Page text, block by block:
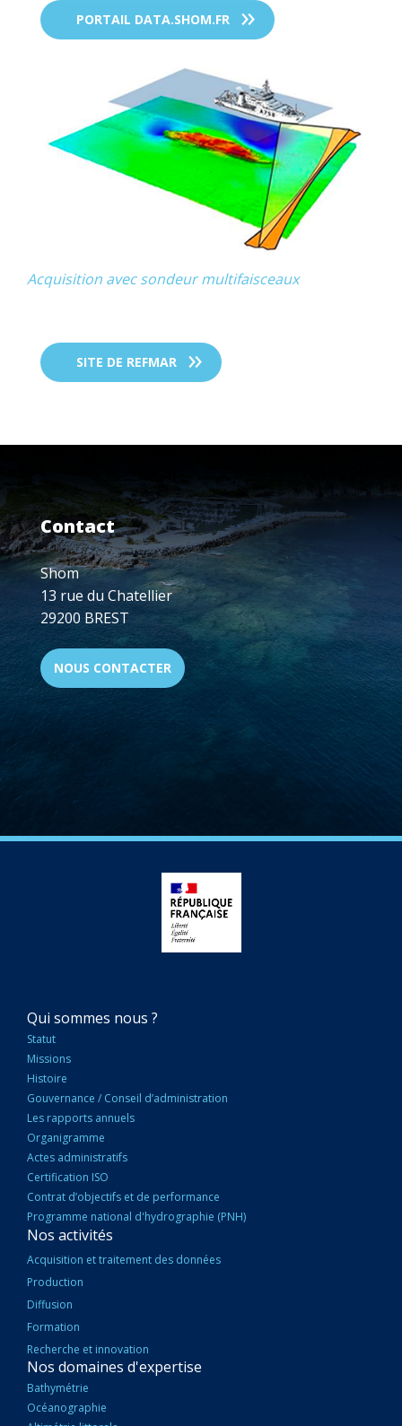
PORTAIL DATA.SHOM.FR
Acquisition avec sondeur multifaisceaux
SITE DE REFMAR
Contact
Shom
13 rue du Chatellier
29200 BREST
NOUS CONTACTER
NAVIGATION
PRINCIPALE
Qui sommes nous ?
Statut
Missions
Histoire
Gouvernance / Conseil d’administration
Les rapports annuels
Organigramme
Actes administratifs
Certification ISO
Contrat d’objectifs et de performance
Programme national d'hydrographie (PNH)
Nos activités
Acquisition et traitement des données
Production
Diffusion
Formation
Recherche et innovation
Nos domaines d'expertise
Bathymétrie
Océanographie